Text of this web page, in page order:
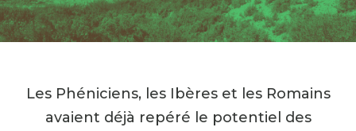
Les Phéniciens, les Ibères et les Romains
avaient déjà repéré le potentiel des